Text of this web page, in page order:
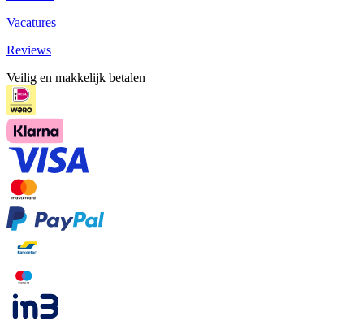
Vacatures
Reviews
Veilig en makkelijk betalen